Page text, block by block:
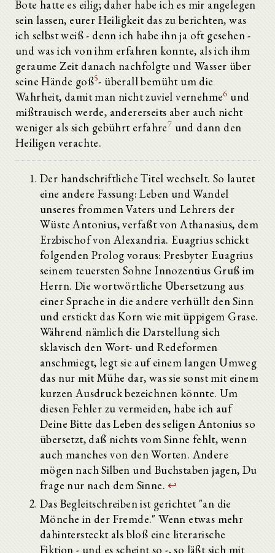
Bote hatte es eilig; daher habe ich es mir angelegen
sein lassen, eurer Heiligkeit das zu berichten, was
ich selbst weiß - denn ich habe ihn ja oft gesehen -
und was ich von ihm erfahren konnte, als ich ihm
geraume Zeit danach nachfolgte und Wasser über
seine Hände goß5- überall bemüht um die
Wahrheit, damit man nicht zuviel vernehme6 und
mißtrauisch werde, andererseits aber auch nicht
weniger als sich gebührt erfahre7 und dann den
Heiligen verachte.
Der handschriftliche Titel wechselt. So lautet
eine andere Fassung: Leben und Wandel
unseres frommen Vaters und Lehrers der
Wüste Antonius, verfaßt von Athanasius, dem
Erzbischof von Alexandria. Euagrius schickt
folgenden Prolog voraus: Presbyter Euagrius
seinem teuersten Sohne Innozentius Gruß im
Herrn. Die wortwörtliche Übersetzung aus
einer Sprache in die andere verhüllt den Sinn
und erstickt das Korn wie mit üppigem Grase.
Während nämlich die Darstellung sich
sklavisch den Wort- und Redeformen
anschmiegt, legt sie auf einem langen Umweg
das nur mit Mühe dar, was sie sonst mit einem
kurzen Ausdruck bezeichnen könnte. Um
diesen Fehler zu vermeiden, habe ich auf
Deine Bitte das Leben des seligen Antonius so
übersetzt, daß nichts vom Sinne fehlt, wenn
auch manches von den Worten. Andere
mögen nach Silben und Buchstaben jagen, Du
frage nur nach dem Sinne.↩
Das Begleitschreiben ist gerichtet "an die
Mönche in der Fremde." Wenn etwas mehr
dahintersteckt als bloß eine literarische
Fiktion - und es scheint so -, so läßt sich mit